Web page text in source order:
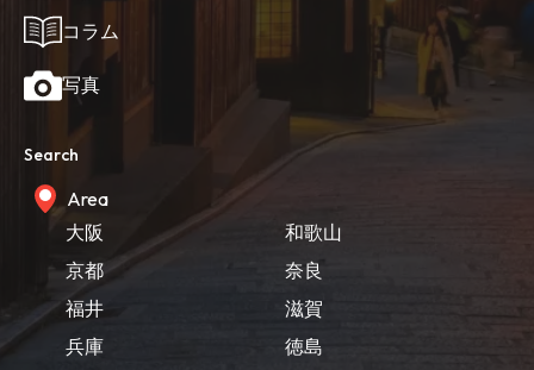
コラム
写真
Search
Area
大阪
京都
福井
兵庫
和歌山
奈良
滋賀
徳島